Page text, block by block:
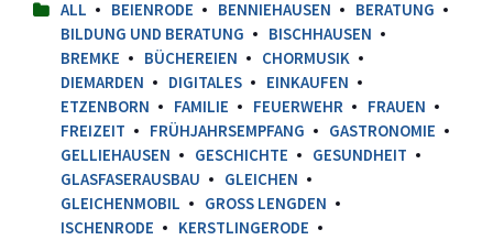
ALL BEIENRODE BENNIEHAUSEN
BERATUNG
BILDUNG UND BERATUNG
BISCHHAUSEN
BREMKE
BÜCHEREIEN
CHORMUSIK
DIEMARDEN
DIGITALES
EINKAUFEN
ETZENBORN
FAMILIE FEUERWEHR
FRAUEN
FREIZEIT
FRÜHJAHRSEMPFANG
GASTRONOMIE
GELLIEHAUSEN
GESCHICHTE
GESUNDHEIT
GLASFASERAUSBAU
GLEICHEN
GLEICHENMOBIL
GROSS LENGDEN
ISCHENRODE
KERSTLINGERODE